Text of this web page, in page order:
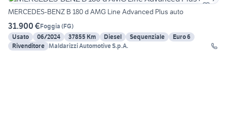
MERCEDES-BENZ B 180 d AMG Line Advanced Plus auto
31.900 €Foggia (FG)
Usato
06/2024 37855 Km Diesel Sequenziale
Euro 6
Rivenditore Maldarizzi Automotive S.p.A.